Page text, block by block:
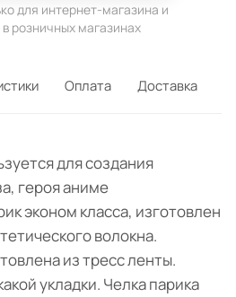
для интернет-магазина и
розничных магазинах
Оплата Доставка
для создания
героя аниме
эконом класса, изготовлен
волокна.
из тресс ленты.
укладки. Челка парика